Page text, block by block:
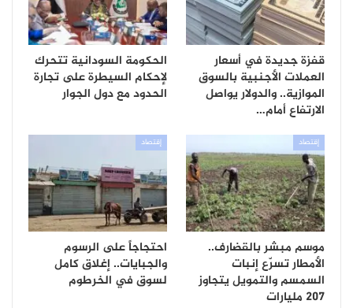
قفزة جديدة في أسعار
العملات الأجنبية بالسوق
الموازية.. والدولار يواصل
الارتفاع أمام…
الحكومة السودانية تتحرك
لإحكام السيطرة على تجارة
الحدود مع دول الجوار
إقتصاد
موسم مبشر بالقضارف..
الأمطار تسرّع إنبات
السمسم والتمويل يتجاوز
207 مليارات
إقتصاد
احتجاجاً على الرسوم
والجبايات.. إغلاق كامل
لسوق في الخرطوم